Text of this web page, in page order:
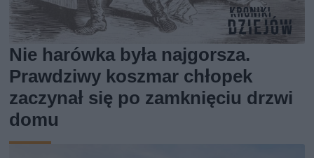
Nie harówka była najgorsza.
Prawdziwy koszmar chłopek
zaczynał się po zamknięciu drzwi
domu